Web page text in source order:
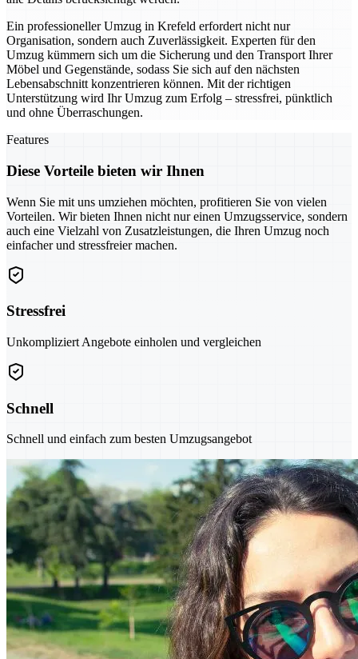
Ein professioneller Umzug in Krefeld erfordert nicht nur
Organisation, sondern auch Zuverlässigkeit. Experten für den
Umzug kümmern sich um die Sicherung und den Transport Ihrer
Möbel und Gegenstände, sodass Sie sich auf den nächsten
Lebensabschnitt konzentrieren können. Mit der richtigen
Unterstützung wird Ihr Umzug zum Erfolg – stressfrei, pünktlich
und ohne Überraschungen.
Features
Diese Vorteile bieten wir Ihnen
Wenn Sie mit uns umziehen möchten, profitieren Sie von vielen
Vorteilen. Wir bieten Ihnen nicht nur einen Umzugsservice, sondern
auch eine Vielzahl von Zusatzleistungen, die Ihren Umzug noch
einfacher und stressfreier machen.
Stressfrei
Unkompliziert Angebote einholen und vergleichen
Schnell
Schnell und einfach zum besten Umzugsangebot